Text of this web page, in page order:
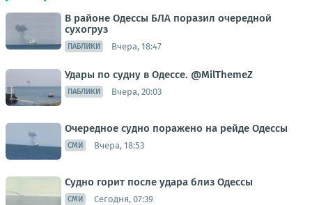
В районе Одессы БЛА поразил очередной
сухогруз
ПАБЛИКИ Вчера, 18:47
Удары по судну в Одессе. @MilThemeZ
ПАБЛИКИ Вчера, 20:03
Очередное судно поражено на рейде Одессы
СМИ Вчера, 18:53
Судно горит после удара близ Одессы
СМИ Сегодня, 07:39